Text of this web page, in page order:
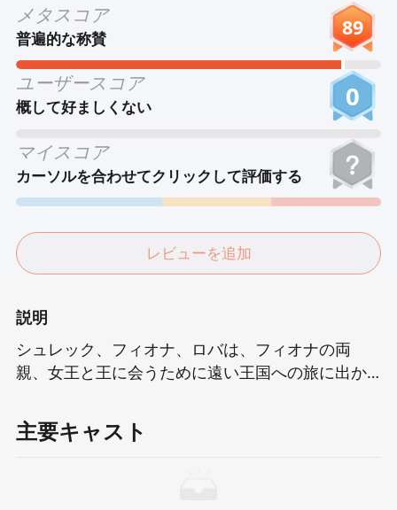
বাংলা
メタスコア
普遍的な称賛 89
ユーザースコア
概して好ましくない 0
マイスコア
カーソルを合わせてクリックして評価する
レビューを追加
説明
シュレック、フィオナ、ロバは、フィオナの両
親、女王と王に会うために遠い王国への旅に出か
福」の夢に没頭しているわけではありません。シ
ュレックと王はうまくやっていなかったので、二
主要キャスト